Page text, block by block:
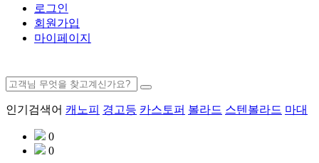
로그인
회원가입
마이페이지
인기검색어 캐노피 경고등 카스토퍼 볼라드 스텐볼라드 마대
0
0